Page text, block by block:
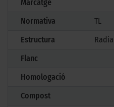
Marcatge
Normativa
TL
Estructura
Radial
Flanc
Homologació
Compost